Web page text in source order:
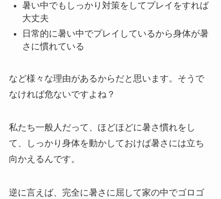
暑い中でもしっかり対策をしてプレイをすれば
大丈夫
日常的に暑い中でプレイしているから身体が暑
さに慣れている
など様々な理由があるからだと思います。そうで
なければ危ないですよね？
私たち一般人だって、ほどほどに暑さ慣れをし
て、しっかり身体を動かしておけば暑さには立ち
向かえるんです。
逆に言えば、完全に暑さに屈して家の中でゴロゴ